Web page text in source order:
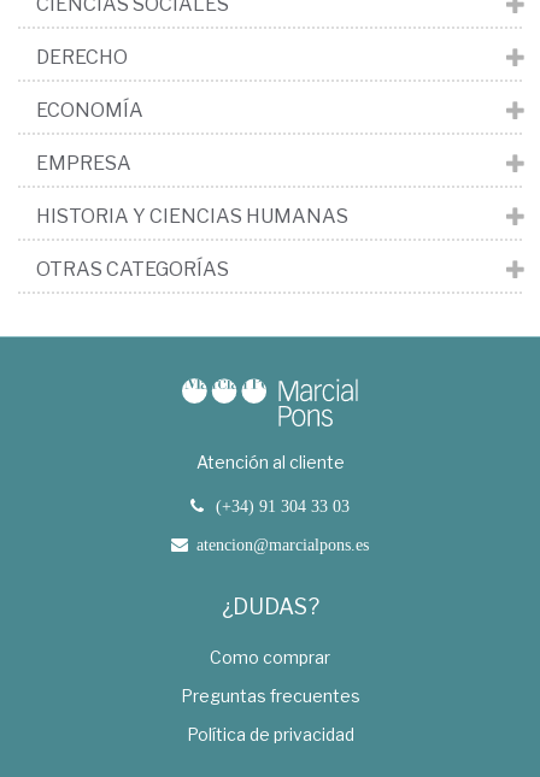
CIENCIAS SOCIALES
DERECHO
ECONOMÍA
EMPRESA
HISTORIA Y CIENCIAS HUMANAS
OTRAS CATEGORÍAS
Atención al cliente
(+34) 91 304 33 03
atencion@marcialpons.es
¿DUDAS?
Como comprar
Preguntas frecuentes
Política de privacidad